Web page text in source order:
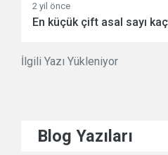
2 yil önce
En küçük çift asal sayı
İlgili Yazı Yükleniyor
Blog Yazıları